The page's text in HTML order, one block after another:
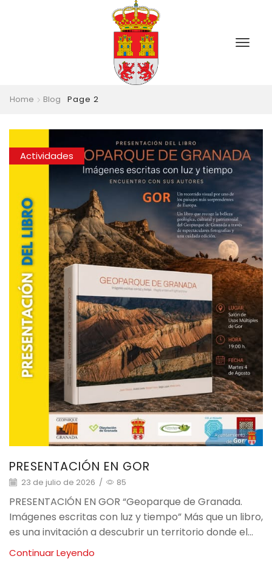
Home Blog Page 2
Actividades
PRESENTACIÓN EN GOR
23 de julio de 2026 / 85
PRESENTACIÓN EN GOR “Geoparque de Granada.
Imágenes escritas con luz y tiempo” Más que un libro,
es una invitación a descubrir un territorio donde el...
Continuar Leyendo